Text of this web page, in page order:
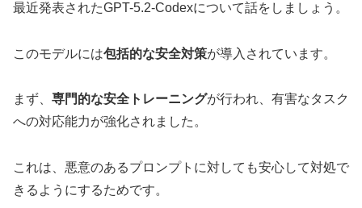
最近発表されたGPT-5.2-Codexについて話をしましょう。
このモデルには包括的な安全対策が導入されています。
まず、 専門的な安全トレーニングが行われ、有害なタスク
への対応能力が強化されました。
これは、悪意のあるプロンプトに対しても安心して対処で
きるようにするためです。